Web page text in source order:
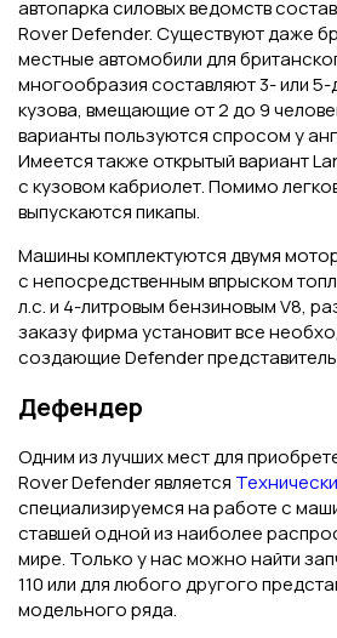
автопарка силовых ведомств
Rover Defender. Существуют даже
местные автомобили для
многообразия составляют 3- или
кузова, вмещающие от 2 до 9
варианты пользуются спросом у
Имеется также открытый вариант
с кузовом кабриолет. Помимо
выпускаются пикапы.
Машины комплектуются двумя
с непосредственным впрыском
л.с. и 4-литровым бензиновым V8,
заказу фирма установит все
создающие Defender
Дефендер
Одним из лучших мест для
Rover Defender является
специализируемся на работе с
ставшей одной из наиболее
мире. Только у нас можно найти
110 или для любого другого
модельного ряда.